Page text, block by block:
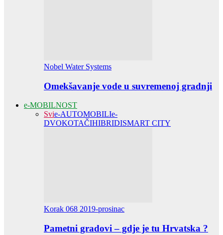
Nobel Water Systems
Omekšavanje vode u suvremenoj gradnji
e-MOBILNOST
Svie-AUTOMOBILIe-
DVOKOTAČIHIBRIDISMART CITY
Korak 068 2019-prosinac
Pametni gradovi – gdje je tu Hrvatska ?